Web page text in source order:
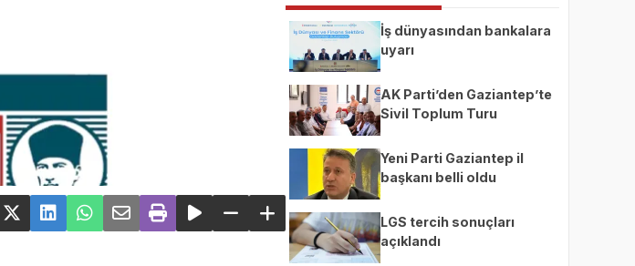
İş dünyasından bankalara
uyarı
AK Parti’den Gaziantep’te
Sivil Toplum Turu
Yeni Parti Gaziantep il
başkanı belli oldu
LGS tercih sonuçları
açıklandı